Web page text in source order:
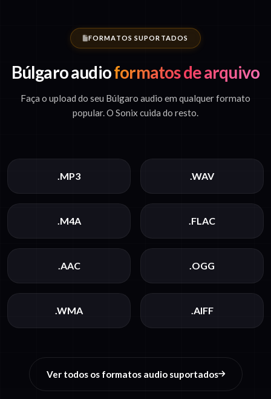
FORMATOS SUPORTADOS
Búlgaro audioformatos de arquivo
Faça o upload do seu Búlgaro audio em qualquer formato
popular. O Sonix cuida do resto.
.MP3 .WAV
.M4A .FLAC
.AAC .OGG
.WMA .AIFF
Ver todos os formatos audio suportados